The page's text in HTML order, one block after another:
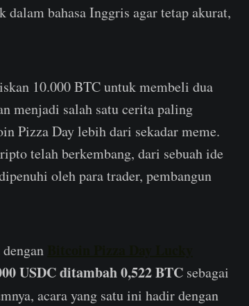
bahasa Inggris agar tetap akurat,
10.000 BTC untuk membeli dua
menjadi salah satu cerita paling
Pizza Day lebih dari sekadar meme.
telah berkembang, dari sebuah ide
oleh para trader, pembangun
USDC ditambah 0,522 BTC sebagai
acara yang satu ini hadir dengan